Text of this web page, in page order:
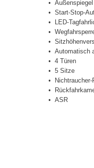
Start-Stop-
LED-
Automatisch
4 Türen
5 Sitze
Nichtraucher-
ASR